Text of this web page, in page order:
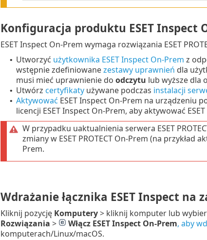
Konfiguracja produktu ESET Inspect
ESET Inspect On-Prem wymaga rozwiązania ESET
• Utworzyć użytkownika ESET Inspect On-Prem z
wstępnie zdefiniowanezestawy uprawnień dla
musi mieć uprawnienie do odczytu lub wyższe dla
• Utwórz certyfikatyużywane podczas instalacji
• Aktywować ESET Inspect On-Prem na urządzeniu
licencji ESET Inspect On-Prem, aby aktywować
W przypadku uaktualnienia serwera ESET
zmiany w ESET PROTECT On-Prem (na przykład
Prem.
Wdrażanie łącznika ESET Inspect
Kliknij pozycję Komputery> kliknij komputer lub
Rozwiązania > Włącz ESET Inspect On-Prem, aby
komputerach/Linux/macOS.